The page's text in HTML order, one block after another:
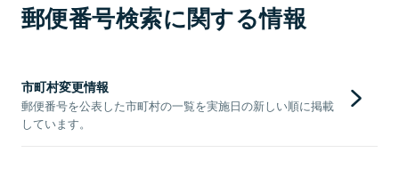
郵便番号検索に関する情報
市町村変更情報
郵便番号を公表した市町村の一覧を実施日の新しい順に掲載
しています。